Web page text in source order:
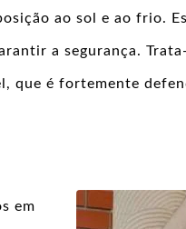
ao sol e ao frio.
a segurança.
que é fortemente
em